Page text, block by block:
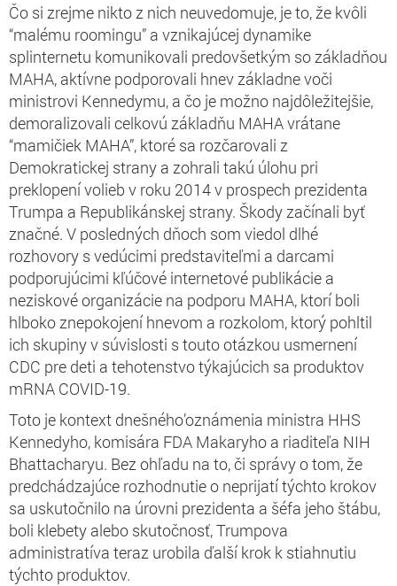
Čo si zrejme nikto z nich neuvedomuje, je to, že kvôli
“malému roomingu” a vznikajúcej dynamike
splinternetu komunikovali predovšetkým so základňou
MAHA, aktívne podporovali hnev základne voči
ministrovi Kennedymu, a čo je možno najdôležitejšie,
demoralizovali celkovú základňu MAHA vrátane
“mamičiek MAHA”, ktoré sa rozčarovali z
Demokratickej strany a zohrali takú úlohu pri
preklopení volieb v roku 2014 v prospech prezidenta
Trumpa a Republikánskej strany. Škody začínali byť
značné. V posledných dňoch som viedol dlhé
rozhovory s vedúcimi predstaviteľmi a darcami
podporujúcimi kľúčové internetové publikácie a
neziskové organizácie na podporu MAHA, ktorí boli
hlboko znepokojení hnevom a rozkolom, ktorý pohltil
ich skupiny v súvislosti s touto otázkou usmernení
CDC pre deti a tehotenstvo týkajúcich sa produktov
mRNA COVID-19.
Toto je kontext dnešného’oznámenia ministra HHS
Kennedyho, komisára FDA Makaryho a riaditeľa NIH
Bhattacharyu. Bez ohľadu na to, či správy o tom, že
predchádzajúce rozhodnutie o neprijatí týchto krokov
sa uskutočnilo na úrovni prezidenta a šéfa jeho štábu,
boli klebety alebo skutočnosť, Trumpova
administratíva teraz urobila ďalší krok k stiahnutiu
týchto produktov.